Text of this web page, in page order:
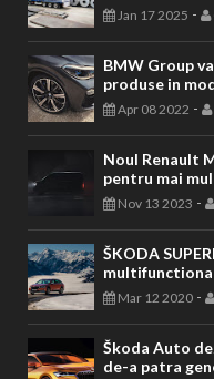
Jan 17 2025 -
BMW Group
produse in
Apr 08 2022 -
Noul Renault
pentru mai
Nov 13 2023 -
ŠKODA
Mar 12 2020 -
Škoda Auto
de-a patra